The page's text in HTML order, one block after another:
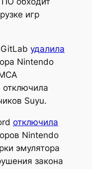
игр
удалила
Nintendo
Suyu.
отключила
Nintendo
эмулятора
закона